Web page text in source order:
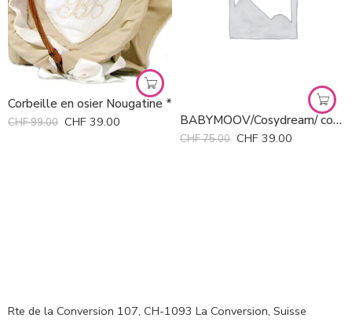
Corbeille en osier Nougatine *
CHF99.00 CHF 39.00 BABYMOOV/Cosydream/ coussin cale-bébé anti tête plate
CHF75.00 CHF 39.00
Rte de la Conversion 107, CH-1093 La Conversion, Suisse